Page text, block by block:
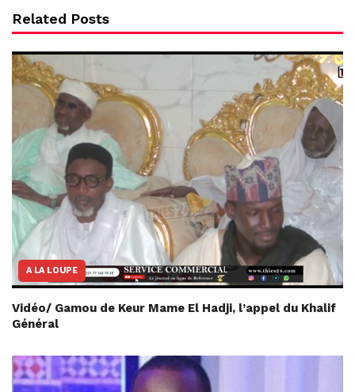
Related Posts
A LA LOUPE
Vidéo/ Gamou de Keur Mame El Hadji, l’appel du Khalif
Général